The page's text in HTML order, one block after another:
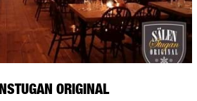
ORIGINAL